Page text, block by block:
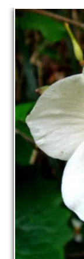
La pépinière
Boutique ▼
Événements▼
Infos
Avis
Contact